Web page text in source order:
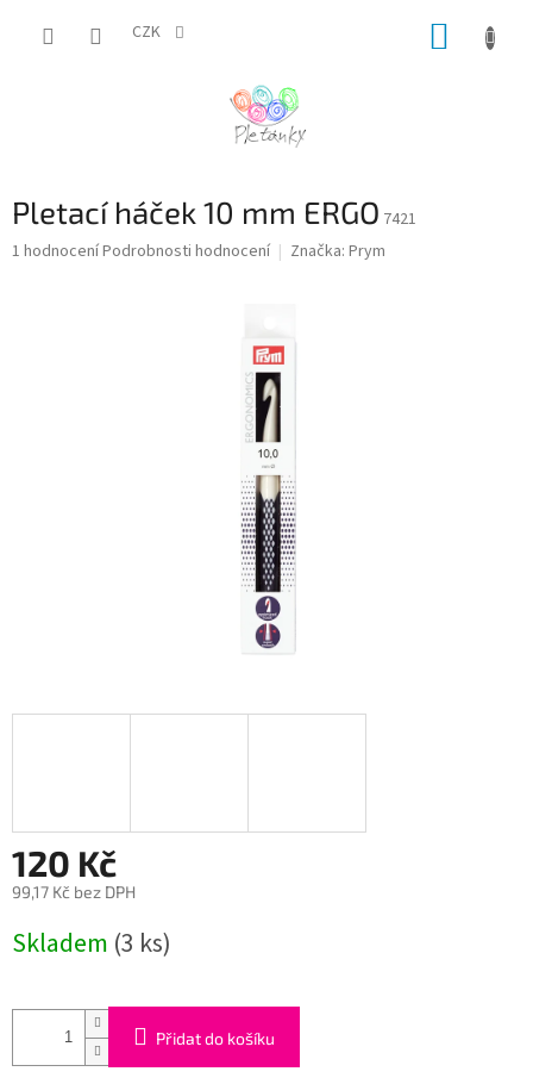
CZK
Pletací háček 10 mm ERGO 7421
Průměrné
1 hodnoceníPodrobnosti hodnocení Značka: Prym
120 Kč
99,17 Kč bez DPH
cena:
Skladem (3 ks)
Přidat do košíku